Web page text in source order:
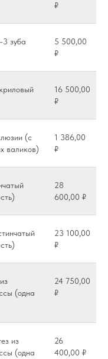
₽
зуба
5 500,00
₽
16 500,00
₽
(с
валиков)
1 386,00
₽
28
600,00 ₽
23 100,00
₽
(одна
24 750,00
₽
из
(одна
26
400,00 ₽